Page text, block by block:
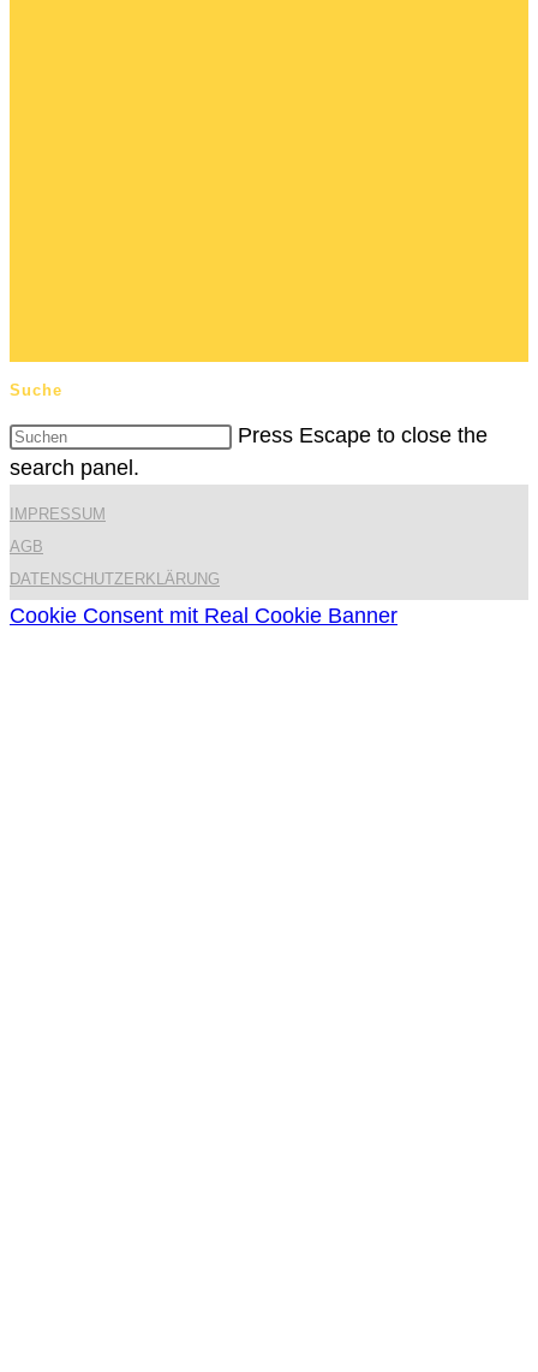
Suche
Press Escape to close the
search panel.
IMPRESSUM
AGB
DATENSCHUTZERKLÄRUNG
Cookie Consent mit Real Cookie Banner